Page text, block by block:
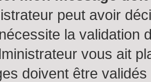
peut avoir
la validation
vous ait
doivent être